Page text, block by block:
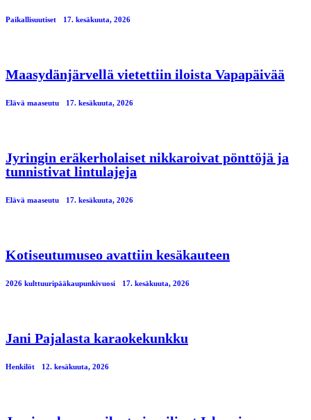
Paikallisuutiset 17. kesäkuuta, 2026
Maasydänjärvellä vietettiin iloista Vapapäivää
Elävä maaseutu 17. kesäkuuta, 2026
Jyringin eräkerholaiset nikkaroivat pönttöjä ja
tunnistivat lintulajeja
Elävä maaseutu 17. kesäkuuta, 2026
Kotiseutumuseo avattiin kesäkauteen
2026 kulttuuripääkaupunkivuosi 17. kesäkuuta, 2026
Jani Pajalasta karaokekunkku
Henkilöt 12. kesäkuuta, 2026